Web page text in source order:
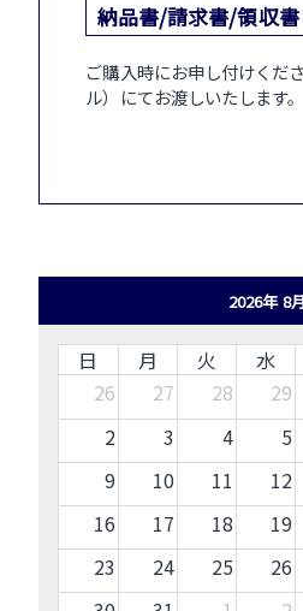
納品書/請求書/領収書
ご購入時にお申し付けくだ
ル）にてお渡しいたします。
2026年 8
日 月 火 水
26
27 28 29
2
3 4 5
9
10 11 12
16
17 18 19
23
24 25 26